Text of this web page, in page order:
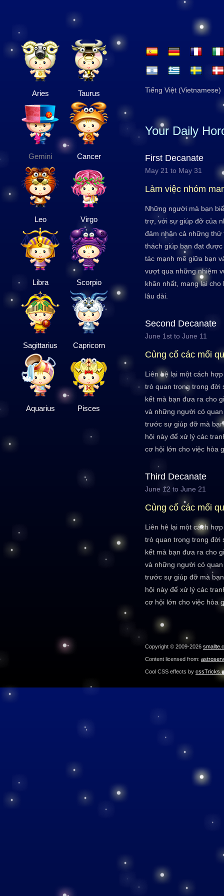
Aries Taurus
Gemini Cancer
Leo Virgo
Libra Scorpio
Sagittarius Capricorn
Aquarius Pisces
Tiếng Việt (Vietnamese)
Your Daily
First Decanate
May 21 to May 31
Làm việc nhóm
Những người mà bạn
trợ, với sự giúp đỡ của
đảm nhận cả những
thách giúp bạn đạt
tác mạnh mẽ giữa bạn
vượt qua những nhiệm
khăn nhất, mang lại
lâu dài.
Second Decanate
June 1st to June 11
Củng cố các mối
Liên hệ lại một cách
trò quan trọng trong đời
kết mà bạn đưa ra cho
và những người có
trước sự giúp đỡ mà
hội này để xử lý các
cơ hội lớn cho việc hòa
Third Decanate
June 12 to June 21
Củng cố các mối
Liên hệ lại một cách
trò quan trọng trong đời
kết mà bạn đưa ra cho
và những người có
trước sự giúp đỡ mà
hội này để xử lý các
cơ hội lớn cho việc hòa
Copyright © 2009-2026
Content licensed from:
Cool CSS effects by